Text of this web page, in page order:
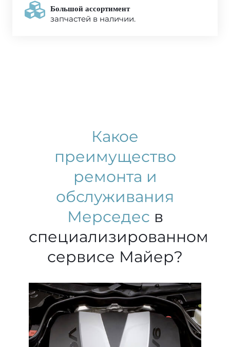
Большой ассортимент
запчастей в наличии.
Какое
преимущество
ремонта и
обслуживания
Мерседес в
специализированном
сервисе Майер?